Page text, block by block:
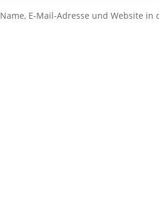
Name, E-Mail-Adresse und Website